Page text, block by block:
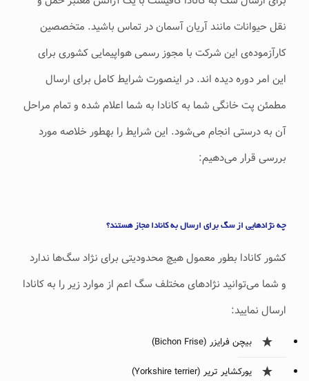
نقل حیوانات مانند آریان آسمان در تماس باشید. متخصصین
کارآزموده‌ی این شرکت با مجوز رسمی هواپیمایی کشوری برای
این امر دوره دیده اند. در اینصورت شرایط کامل برای ارسال
مطمئن پت خانگی شما به کانادا به شما اعلام شده و تمام مراحل
آن به درستی انجام می‌شود. این شرایط را بهطور خلاصه مورد
بررسی قرار می‌دهیم:
چه نژادهایی از سگ برای ارسال به کانادا مجاز هستند؟
کشور کانادا بطور معمول هیچ محدودیتی برای نژاد سگ‌ها ندارد
و شما می‌توانید نژادهای مختلف سگ اعم از موارد زیر را به کانادا
ارسال نمایید:
بیچن فرایزر (Bichon Frise)
یورکشایر تریر (Yorkshire terrier)